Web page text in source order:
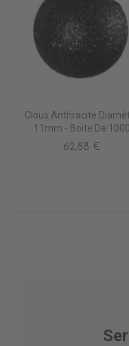
Clous Anthracite
11mm - Boite De 1000
62,88 €